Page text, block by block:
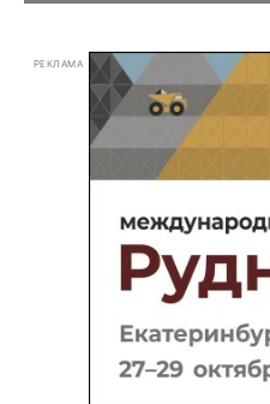
РЕКЛАМА